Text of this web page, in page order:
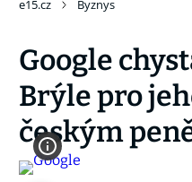
e15.cz Byznys
Google
Brýle pro
českým